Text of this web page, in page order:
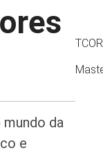
TCOR
da
e